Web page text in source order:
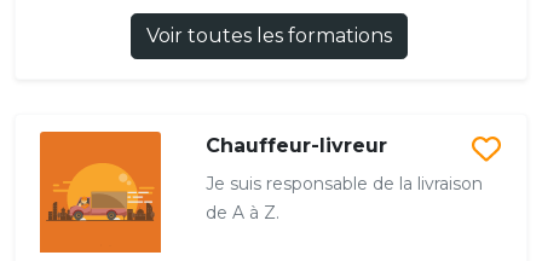
Voir toutes les formations
Chauffeur-livreur
Je suis responsable de la livraison
de A à Z.